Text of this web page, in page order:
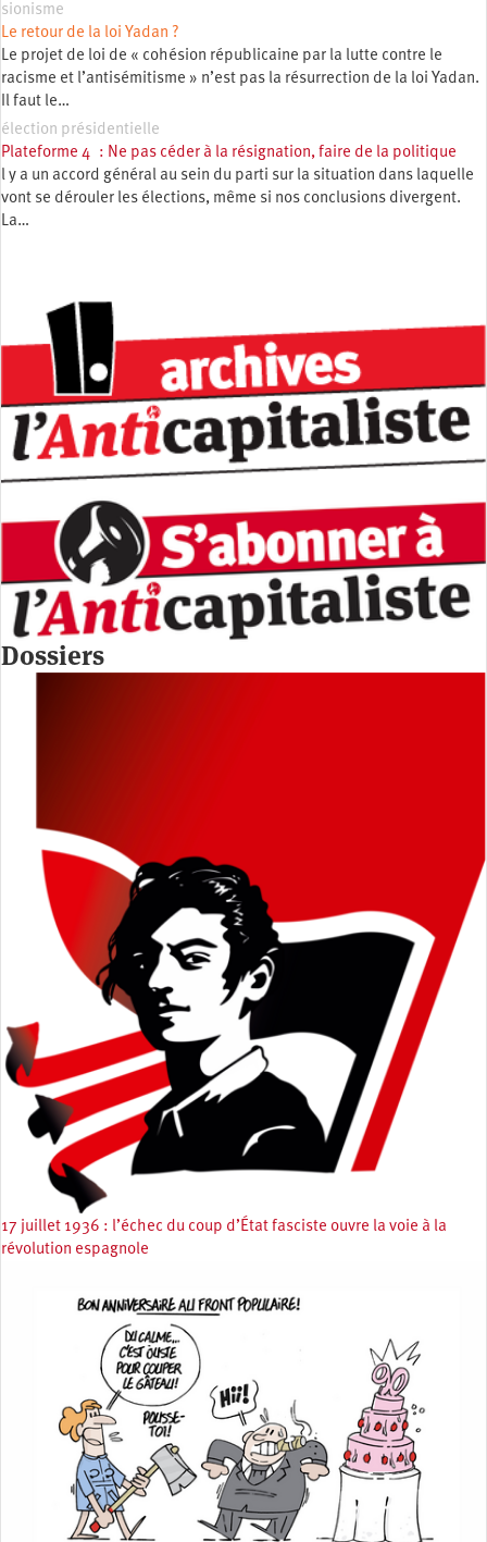
sionisme
Le retour de la loi Yadan ?
Le projet de loi de « cohésion républicaine par la lutte contre le
racisme et l’antisémitisme » n’est pas la résurrection de la loi Yadan.
Il faut le…
élection présidentielle
Plateforme 4 : Ne pas céder à la résignation, faire de la politique
l y a un accord général au sein du parti sur la situation dans laquelle
vont se dérouler les élections, même si nos conclusions divergent.
La…
Dossiers
17 juillet 1936 : l’échec du coup d’État fasciste ouvre la voie à la
révolution espagnole